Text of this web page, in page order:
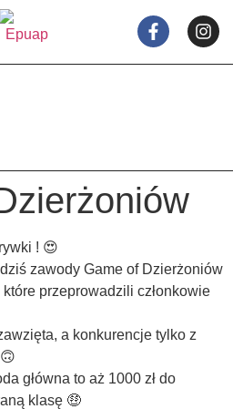
! 😍
zawody Game of Dzierżoniów
przeprowadzili członkowie
a konkurencje tylko z
główna to aż 1000 zł do
klasę 🤑